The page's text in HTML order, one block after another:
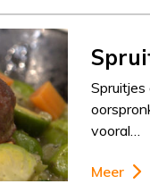
Spruitjes
vooral…
Meer